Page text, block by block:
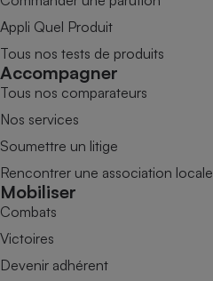
Appli Quel Produit
Tous nos tests de produits
Accompagner
Tous nos comparateurs
Nos services
Soumettre un litige
Rencontrer une association locale
Mobiliser
Combats
Victoires
Devenir adhérent